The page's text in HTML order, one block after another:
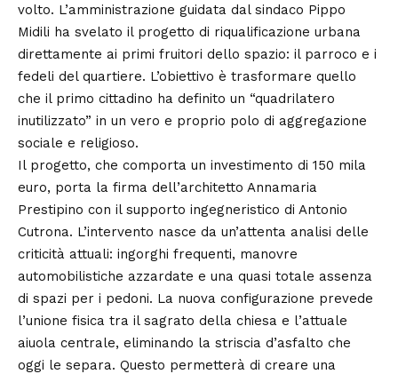
volto. L’amministrazione guidata dal sindaco Pippo
Midili ha svelato il progetto di riqualificazione urbana
direttamente ai primi fruitori dello spazio: il parroco e i
fedeli del quartiere. L’obiettivo è trasformare quello
che il primo cittadino ha definito un “quadrilatero
inutilizzato” in un vero e proprio polo di aggregazione
sociale e religioso.
Il progetto, che comporta un investimento di 150 mila
euro, porta la firma dell’architetto Annamaria
Prestipino con il supporto ingegneristico di Antonio
Cutrona. L’intervento nasce da un’attenta analisi delle
criticità attuali: ingorghi frequenti, manovre
automobilistiche azzardate e una quasi totale assenza
di spazi per i pedoni. La nuova configurazione prevede
l’unione fisica tra il sagrato della chiesa e l’attuale
aiuola centrale, eliminando la striscia d’asfalto che
oggi le separa. Questo permetterà di creare una